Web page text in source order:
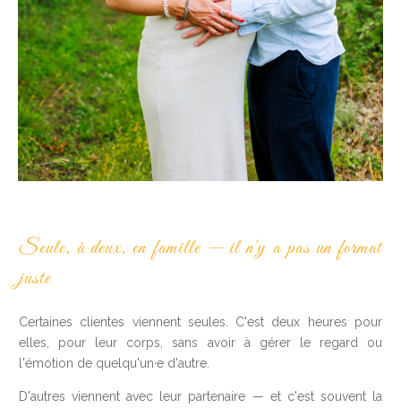
Seule, à deux, en famille — il n'y a pas un format
juste
Certaines clientes viennent seules. C'est deux heures pour
elles, pour leur corps, sans avoir à gérer le regard ou
l'émotion de quelqu'un·e d'autre.
D'autres viennent avec leur partenaire — et c'est souvent la